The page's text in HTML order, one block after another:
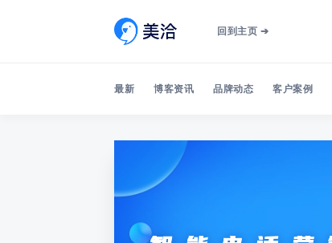
回到主页 ➔
最新 博客资讯 品牌动态 客户案例